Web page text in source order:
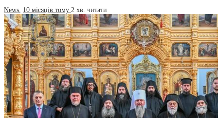
News 10 місяців тому 2 хв. читати